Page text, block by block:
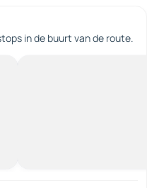
in de buurt van de route.